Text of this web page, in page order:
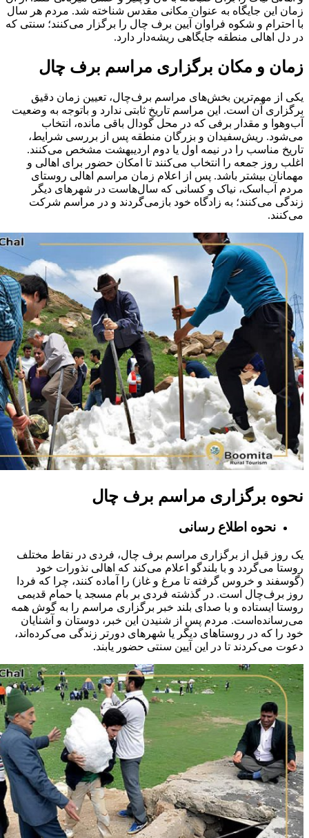
زمان این جایگاه به عنوان مکانی مقدس شناخته شد. مردم هر سال
با احترام و شکوه فراوان آیین برف‌ چال را برگزار می‌کنند؛ سنتی که
در دل اهالی منطقه جایگاهی ریشه‌دار دارد.
زمان و مکان برگزاری مراسم برف چال
یکی از مهم‌ترین بخش‌های مراسم برف‌چال، تعیین زمان دقیق
برگزاری آن است. این مراسم تاریخ ثابتی ندارد و باتوجه به وضعیت
آب‌وهوا و مقدار برفی که در محل گودال باقی مانده، انتخاب
می‌شود. ریش‌سفیدان و بزرگان منطقه پس از بررسی شرایط،
تاریخ مناسب را در نیمه اول یا دوم اردیبهشت مشخص می‌کنند.
اغلب روز جمعه را انتخاب می‌کنند تا امکان حضور برای اهالی و
مهمانان بیشتر باشد. پس از اعلام زمان مراسم اهالی روستای
مردم آب‌اسک، نیاک و کسانی که سال‌هاست در شهرهای دیگر
زندگی می‌کنند؛ به زادگاه خود بازمی‌گردند و در مراسم شرکت
می‌کنند.
نحوه برگزاری مراسم برف چال
نحوه اطلاع رسانی
یک روز قبل از برگزاری مراسم برف چال، فردی در نقاط مختلف
روستا می‌گردد و با بلندگو اعلام‌ می‌کند که اهالی نذورات خود
(گوسفند و خروس گرفته تا مرغ و غاز) را آماده‌ کنند، چرا که فردا
روز برف‌چال است. در گذشته فردی بر بام مسجد یا حمام قدیمی
روستا ایستاده و با صدای بلند خبر برگزاری مراسم را به گوش همه
می‌رسانده‌است. مردم پس از شنیدن این خبر، دوستان و آشنایان
خود را که در روستاهای دیگر یا شهرهای دورتر زندگی می‌کرده‌اند،
دعوت می‌کردند تا در این آیین سنتی حضور یابند.